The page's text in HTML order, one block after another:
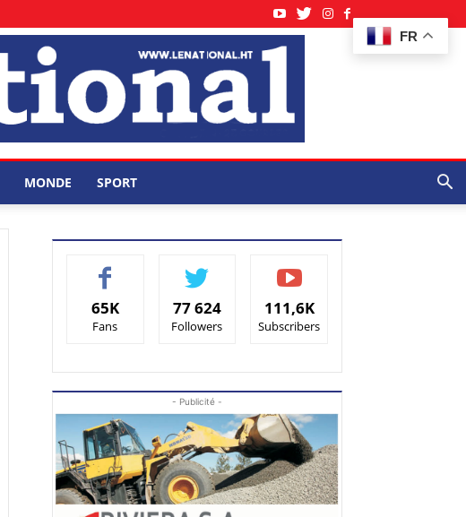
FR
MONDE SPORT
65K
Fans
77 624
Followers
111,6K
Subscribers
- Publicité -